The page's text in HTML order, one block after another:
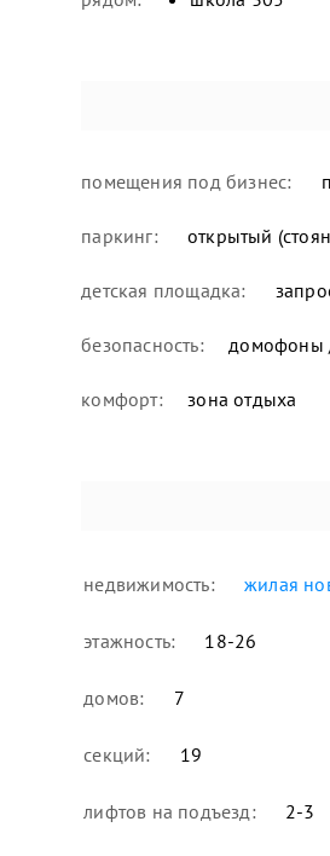
помещения под бизнес:
паркинг: открытый
детская площадка:
безопасность: домофоны /
комфорт: зона отдыха
недвижимость: жилая
этажность: 18-26
домов: 7
секций: 19
лифтов на подъезд: 2-3